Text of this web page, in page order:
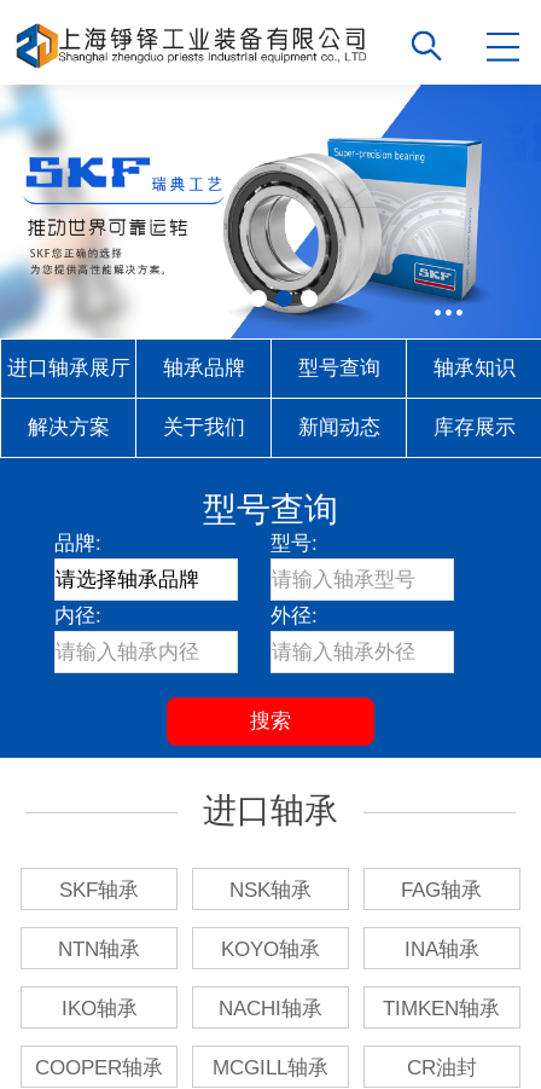
进口轴承展厅 轴承品牌 型号查询 轴承知识
解决方案 关于我们 新闻动态 库存展示
型号查询
品牌: 型号:
内径: 外径:
进口轴承
SKF轴承 NSK轴承 FAG轴承
NTN轴承 KOYO轴承 INA轴承
IKO轴承 NACHI轴承 TIMKEN轴承
COOPER轴承 MCGILL轴承 CR油封